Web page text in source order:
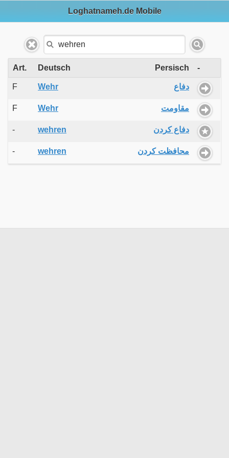
Loghatnameh.de Mobile
Art. Deutsch Persisch -
F Wehr دفاع
F Wehr مقاومت
- wehren دفاع کردن
- wehren محافظت کردن